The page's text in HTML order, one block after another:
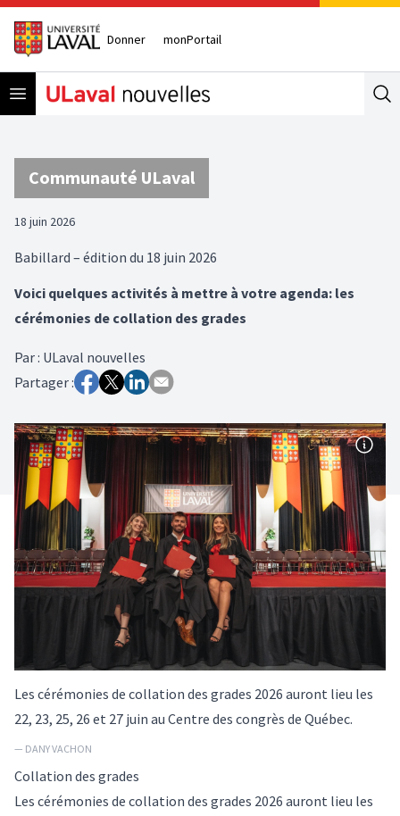
Donner monPortail
Open menu
Communauté ULaval
18 juin 2026
Babillard – édition du 18 juin 2026
Voici quelques activités à mettre à votre agenda: les
cérémonies de collation des grades
Par: ULaval nouvelles
Partager :
Les cérémonies de collation des grades 2026 auront lieu les
22, 23, 25, 26 et 27 juin au Centre des congrès de Québec.
— DANY VACHON
Collation des grades
Les cérémonies de collation des grades 2026 auront lieu les